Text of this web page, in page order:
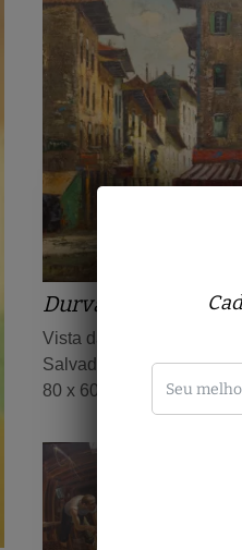
Durval Pereira
Vista da cidade baixa de
Salvador
80 x 60 cm